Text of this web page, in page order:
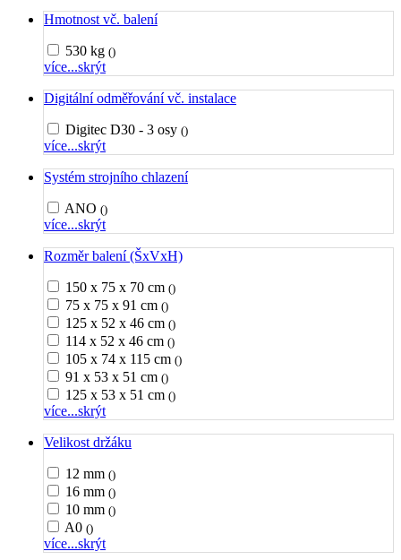
Hmotnost vč. balení
530 kg ()
více...skrýt
Digitální odměřování vč. instalace
Digitec D30 - 3 osy ()
více...skrýt
Systém strojního chlazení
ANO ()
více...skrýt
Rozměr balení (ŠxVxH)
150 x 75 x 70 cm ()
75 x 75 x 91 cm ()
125 x 52 x 46 cm ()
114 x 52 x 46 cm ()
105 x 74 x 115 cm ()
91 x 53 x 51 cm ()
125 x 53 x 51 cm ()
více...skrýt
Velikost držáku
12 mm ()
16 mm ()
10 mm ()
A0 ()
více...skrýt